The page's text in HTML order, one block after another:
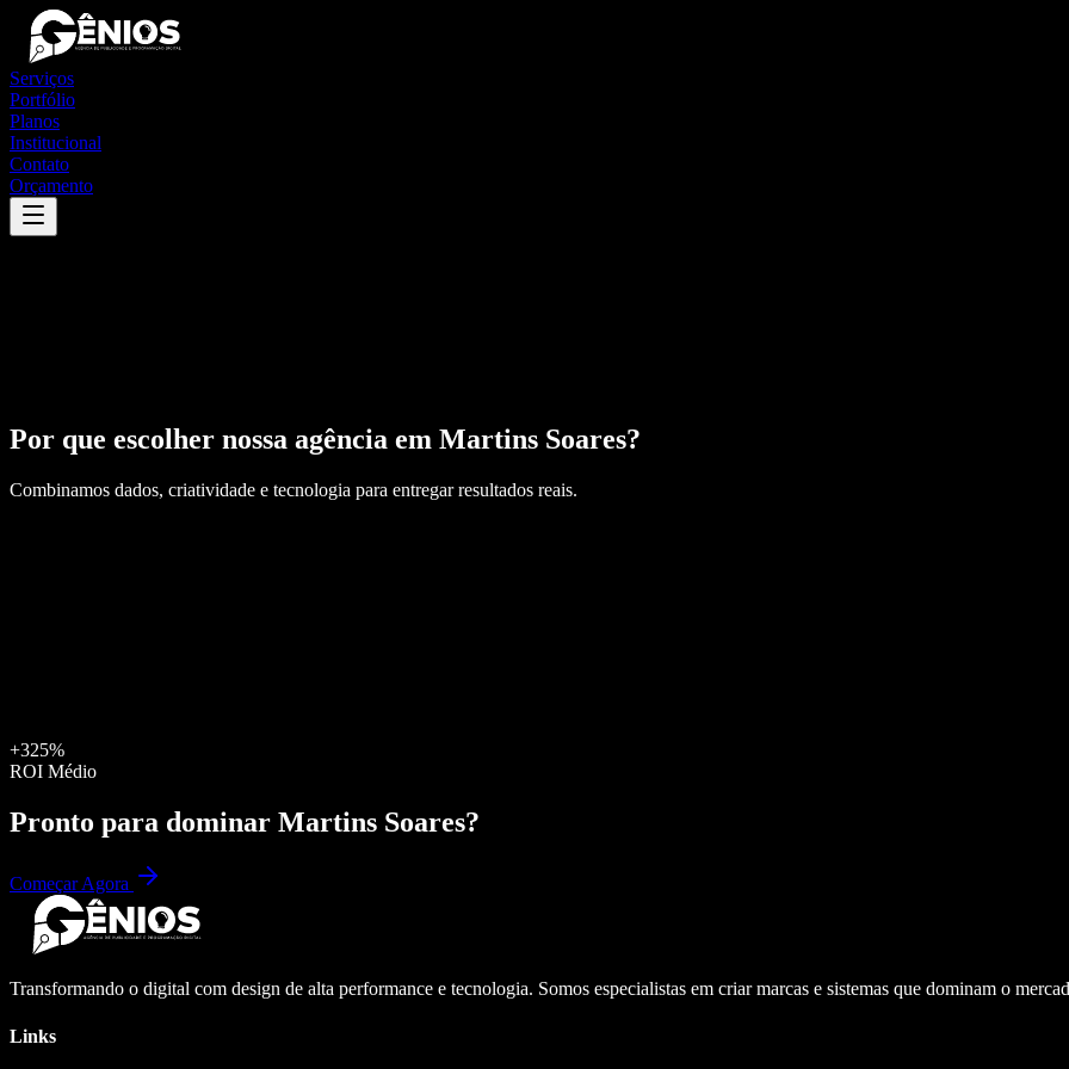
Serviços
Portfólio
Planos
Institucional
Contato
Orçamento
Por que escolher nossa agência em Martins Soares?
Combinamos dados, criatividade e tecnologia para entregar resultados reais.
+325%
ROI Médio
Pronto para dominar Martins Soares?
Começar Agora
Transformando o digital com design de alta performance e tecnologia. Somos especialistas em criar marcas e sistemas que dominam o
Links